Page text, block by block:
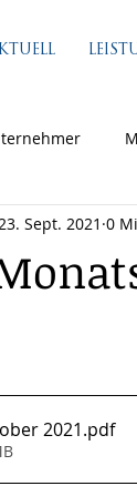
23. Sept. 2021 0
2021.pdf